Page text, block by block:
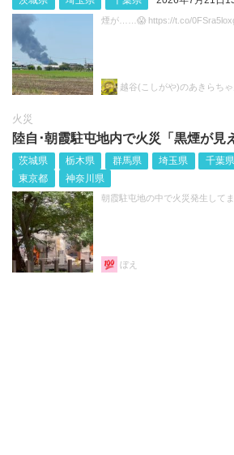
煙が……😱 https://t.co/
越谷(こしがや)のあきらちゃ
火災
陸自･朝霞駐屯地内で火災「黒煙が見
茨城県 栃木県 群馬県 埼玉県
千葉県
東京都
神奈川県
朝霞駐屯地の中で火災発生して
ぼえ